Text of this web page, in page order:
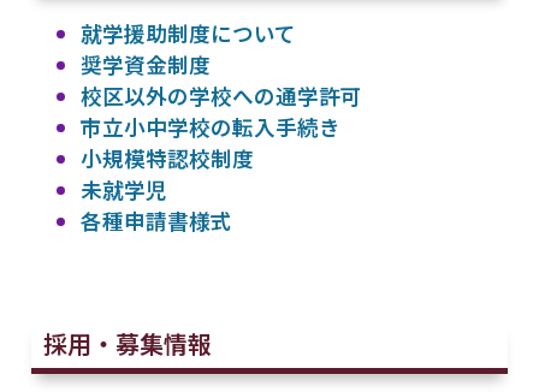
就学援助制度について
奨学資金制度
校区以外の学校への通学許可
市立小中学校の転入手続き
小規模特認校制度
未就学児
各種申請書様式
採用・募集情報